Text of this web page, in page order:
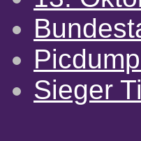
Sieger